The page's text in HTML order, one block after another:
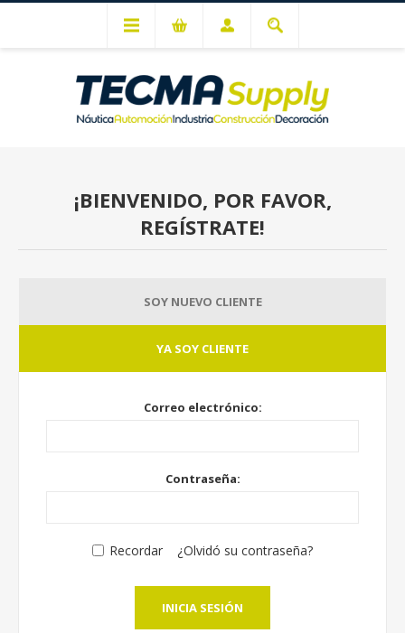
¡BIENVENIDO, POR FAVOR,
REGÍSTRATE!
SOY NUEVO CLIENTE
YA SOY CLIENTE
Correo electrónico:
Contraseña:
Recordar ¿Olvidó su contraseña?
INICIA SESIÓN